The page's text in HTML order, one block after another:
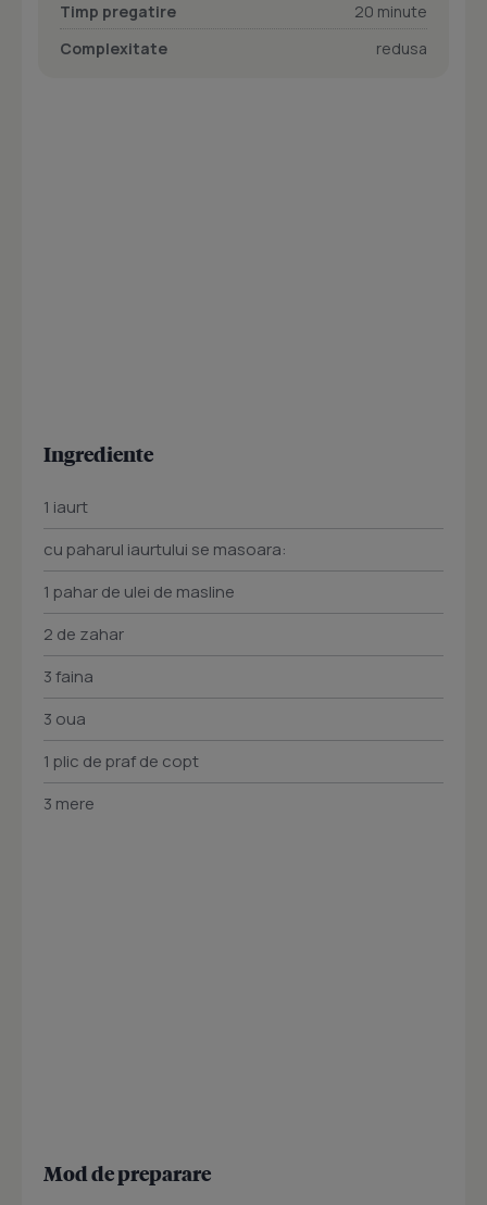
Timp pregatire
20 minute
Complexitate
redusa
Ingrediente
1 iaurt
cu paharul iaurtului se masoara:
1 pahar de ulei de masline
2 de zahar
3 faina
3 oua
1 plic de praf de copt
3 mere
Mod de preparare